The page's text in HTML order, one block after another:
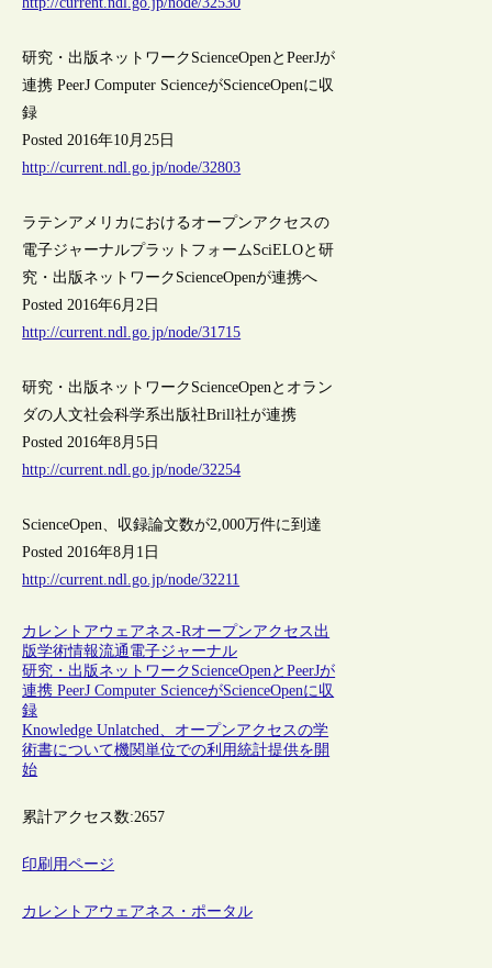
研究・出版ネットワークScienceOpenとPeerJが
連携 PeerJ Computer ScienceがScienceOpenに収
録
Posted 2016年10月25日
http://current.ndl.go.jp/node/32803
ラテンアメリカにおけるオープンアクセスの
電子ジャーナルプラットフォームSciELOと研
究・出版ネットワークScienceOpenが連携へ
Posted 2016年6月2日
http://current.ndl.go.jp/node/31715
研究・出版ネットワークScienceOpenとオラン
ダの人文社会科学系出版社Brill社が連携
Posted 2016年8月5日
http://current.ndl.go.jp/node/32254
ScienceOpen、収録論文数が2,000万件に到達
Posted 2016年8月1日
http://current.ndl.go.jp/node/32211
カレントアウェアネス-Rオープンアクセス出
版学術情報流通 電子ジャーナル
研究・出版ネットワークScienceOpenとPeerJが
連携 PeerJ Computer ScienceがScienceOpenに収
録
Knowledge Unlatched、オープンアクセスの学
術書について機関単位での利用統計提供を開
始
累計アクセス数:2657
印刷用ページ
カレントアウェアネス・ポータル